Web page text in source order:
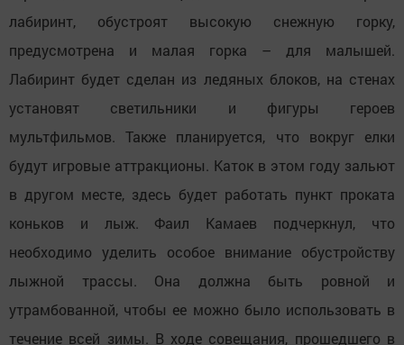
лабиринт, обустроят высокую снежную горку,
предусмотрена и малая горка – для малышей.
Лабиринт будет сделан из ледяных блоков, на стенах
установят светильники и фигуры героев
мультфильмов. Также планируется, что вокруг елки
будут игровые аттракционы. Каток в этом году зальют
в другом месте, здесь будет работать пункт проката
коньков и лыж. Фаил Камаев подчеркнул, что
необходимо уделить особое внимание обустройству
лыжной трассы. Она должна быть ровной и
утрамбованной, чтобы ее можно было использовать в
течение всей зимы. В ходе совещания, прошедшего в